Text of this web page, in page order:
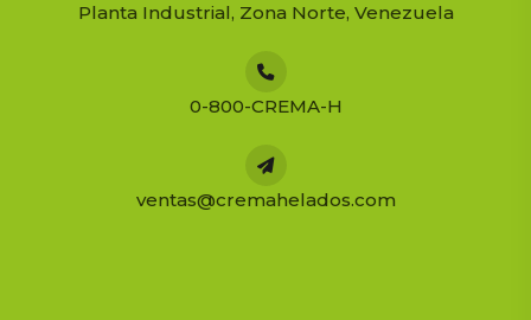
Planta Industrial, Zona Norte, Venezuela
0-800-CREMA-H
ventas@cremahelados.com